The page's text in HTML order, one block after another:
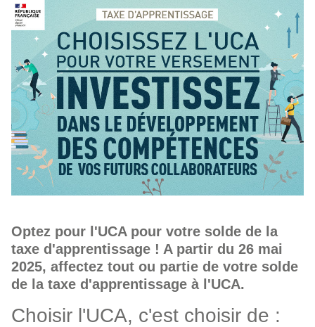
Optez pour l'UCA pour votre solde de la
taxe d'apprentissage ! A partir du 26 mai
2025, affectez tout ou partie de votre solde
de la taxe d'apprentissage à l'UCA.
Choisir l'UCA, c'est choisir de :